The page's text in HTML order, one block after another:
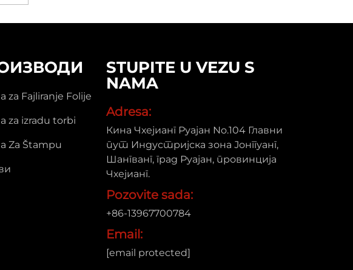
za Fajliranje Folije
za izradu torbi
Za Štampu
STUPITE U VEZU S
NAMA
Adresa:
Кина Чхејианг Руајан No.104 Главни
пут Индустријска зона Јонггуанг,
Шангванг, град Руајан, провинција
Чхејианг.
Pozovite sada:
+86-13967700784
Email:
[email protected]